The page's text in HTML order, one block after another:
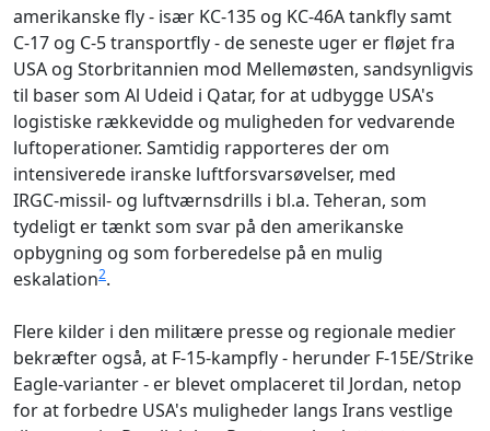
amerikanske fly - især KC‑135 og KC‑46A tankfly samt
C‑17 og C‑5 transportfly - de seneste uger er fløjet fra
USA og Storbritannien mod Mellemøsten, sandsynligvis
til baser som Al Udeid i Qatar, for at udbygge USA's
logistiske rækkevidde og muligheden for vedvarende
luftoperationer. Samtidig rapporteres der om
intensiverede iranske luftforsvarsøvelser, med
IRGC‑missil- og luftværnsdrills i bl.a. Teheran, som
tydeligt er tænkt som svar på den amerikanske
opbygning og som forberedelse på en mulig
eskalation2.
Flere kilder i den militære presse og regionale medier
bekræfter også, at F‑15‑kampfly - herunder F‑15E/Strike
Eagle‑varianter - er blevet omplaceret til Jordan, netop
for at forbedre USA's muligheder langs Irans vestlige